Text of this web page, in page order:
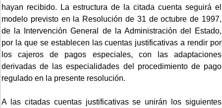
hayan recibido. La estructura de la citada cuenta seguirá el
modelo previsto en la Resolución de 31 de octubre de 1997,
de la Intervención General de la Administración del Estado,
por la que se establecen las cuentas justificativas a rendir por
los cajeros de pagos especiales, con las adaptaciones
derivadas de las especialidades del procedimiento de pago
regulado en la presente resolución.
A las citadas cuentas justificativas se unirán los siguientes